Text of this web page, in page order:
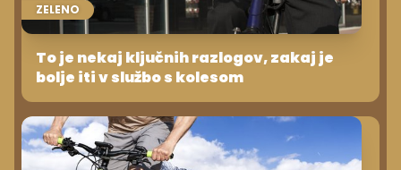
ZELENO
To je nekaj ključnih razlogov, zakaj je
bolje iti v službo s kolesom